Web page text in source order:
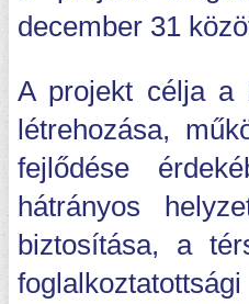
december 31
A projekt célja a
létrehozása,
fejlődése
hátrányos
biztosítása, a